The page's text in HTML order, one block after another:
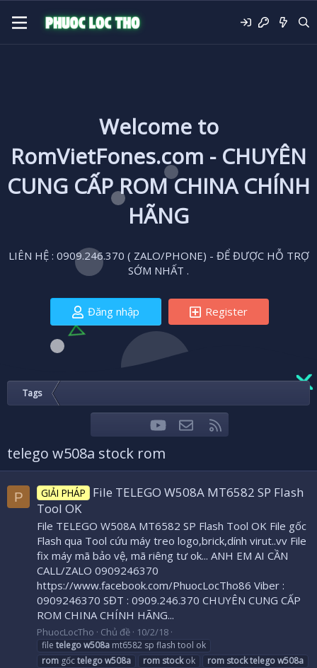
Welcome to
RomVietFones.com - CHUYÊN
CUNG CẤP ROM CHINA CHÍNH
HÃNG
LIÊN HỆ : 0909.246.370 ( ZALO/PHONE) - ĐỂ ĐƯỢC HỖ TRỢ
SỚM NHẤT .
Đăng nhập Register
Tags
FacebookTwitteryoutubeLiên hệ
telego w508a stock rom
P GIẢI PHÁP
File TELEGO W508A MT6582 SP Flash
Tool OK
File TELEGO W508A MT6582 SP Flash Tool OK File gốc
Flash qua Tool cứu máy treo logo,brick,dính virut..vv File
fix máy mã bảo vệ, mã riêng tư ok... ANH EM AI CẦN
CALL/ZALO 0909246370
https://www.facebook.com/PhuocLocTho86 Viber :
0909246370 SĐT : 0909.246.370 CHUYÊN CUNG CẤP
ROM CHINA CHÍNH HÃNG...
PhuocLocTho Chủ đề 10/2/18
file telegow508a mt6582 sp flash tool ok
rom gốctelegow508a rom stockok rom stocktelegow508a